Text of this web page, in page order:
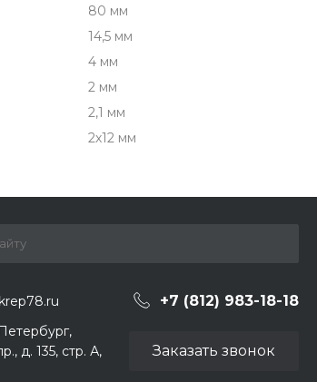
80 мм
14,5 мм
4 мм
2 мм
2,1 мм
2х12 мм
+7 (812) 983-18-18
д. 135, стр. А,
Заказать звонок